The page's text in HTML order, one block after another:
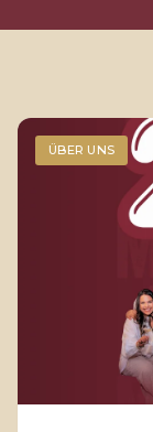
ÜBER UNS